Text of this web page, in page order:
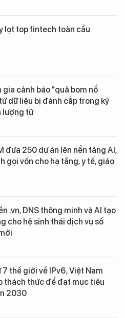
lọt top fintech toàn cầu
gia cảnh báo "quả bom nổ
dữ liệu bị đánh cắp trong kỷ
lượng tử
đưa 250 dự án lên nền tảng AI,
gọi vốn cho hạ tầng, y tế, giáo
.vn, DNS thông minh và AI tạo
cho hệ sinh thái dịch vụ số
7 thế giới về IPv6, Việt Nam
thách thức để đạt mục tiêu
2030